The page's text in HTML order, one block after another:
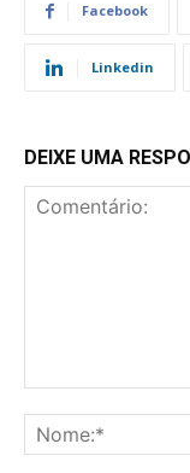
Facebook
Linkedin
DEIXE UMA